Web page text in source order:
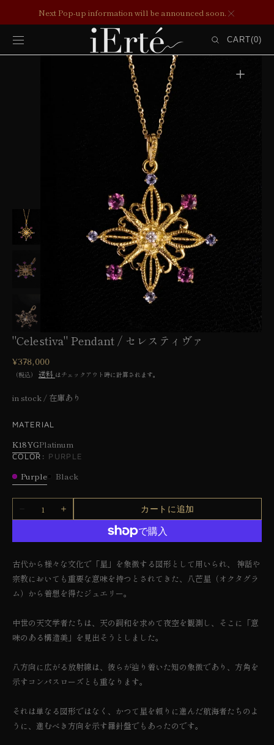
にスキップNext Pop-up information will be announced soon.
CART
ー (0)
0
ギ
ャ
ラ
リ
ー
ビ
ュ
ー
で
メ
1
く
"Celestiva" Pendant / セレスティヴァ
通
常
格
¥378,000
（税込） 送料 はチェックアウト時に計算されます。
in stock / 在庫あり
MATERIAL
K18YG
バ
エ
ョ
売
り
切
ま
た
利
用
Platinum
バ
エ
シ
ョ
売
り
切
ま
た
利
COLOR: PURPLE
Purple
Purple
Black
Black
&quot;Celestiva&quot;
Pendant
ス
テ
ィ
ヴ
数
を
ら
量
&quot;Celestiva&quot;
Pendant
ス
テ
ィ
ヴ
数
量
を
や
カートに追加
古代から様々な文化で「星」を象徴する図形として用いられ、 神話や
宗教においても重要な意味を持つとされてきた、八芒星（オクタグラ
ム）から着想を得たジュエリー。
中世の天文学者たちは、天の調和を求めて夜空を観測し、そこに「意
味のある構造美」を見出そうとしました。
八方向に広がる放射線は、彼らが辿り着いた知の象徴であり、方角を
示すコンパスローズとも重なります。
それは単なる図形ではなく、かつて星を頼りに進んだ航海者たちのよ
うに、進むべき方向を示す羅針盤でもあったのです。